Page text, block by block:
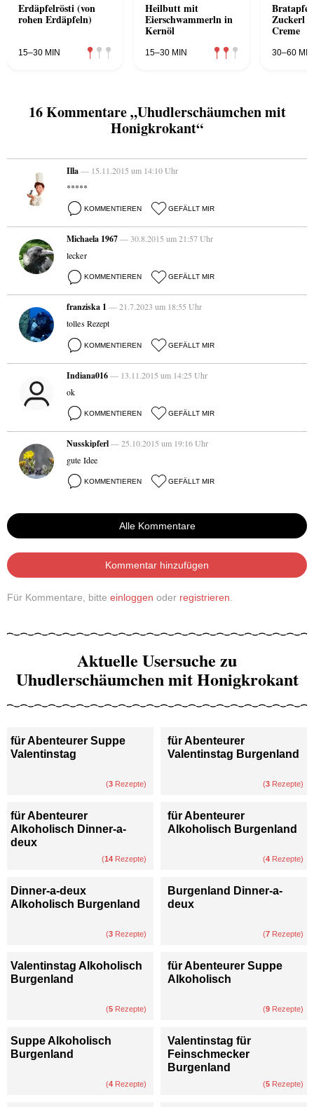
Erdäpfelrösti (von
rohen Erdäpfeln)
15–30 MIN
Heilbutt mit
Eierschwammerln in
Kernöl
15–30 MIN
Zuckerl
Creme
30–60 MIN
16 Kommentare „Uhudlerschäumchen mit
Honigkrokant“
Illa— 15.11.2015 um 14:10 Uhr
*****
KOMMENTIEREN GEFÄLLT MIR
Michaela 1967— 30.8.2015 um 21:57 Uhr
lecker
KOMMENTIEREN GEFÄLLT MIR
franziska 1 — 21.7.2023 um 18:55 Uhr
tolles Rezept
KOMMENTIEREN GEFÄLLT MIR
Indiana016— 13.11.2015 um 14:25 Uhr
ok
KOMMENTIEREN GEFÄLLT MIR
Nusskipferl— 25.10.2015 um 19:16 Uhr
gute Idee
KOMMENTIEREN GEFÄLLT MIR
Alle Kommentare
Kommentar hinzufügen
Für Kommentare, bitte einloggen oder registrieren
Aktuelle Usersuche zu
Uhudlerschäumchen mit Honigkrokant
für Abenteurer Suppe
Valentinstag
(3 Rezepte)
für Abenteurer
Valentinstag Burgenland
(3 Rezepte)
für Abenteurer
Alkoholisch Dinner-a-
deux
(14 Rezepte)
für Abenteurer
Alkoholisch Burgenland
(4 Rezepte)
Dinner-a-deux
Alkoholisch Burgenland
(3 Rezepte)
Burgenland Dinner-a-
deux
(7 Rezepte)
Valentinstag Alkoholisch
Burgenland
(5 Rezepte)
für Abenteurer Suppe
Alkoholisch
(9 Rezepte)
Suppe Alkoholisch
Burgenland
(4 Rezepte)
Valentinstag für
Feinschmecker
Burgenland
(5 Rezepte)